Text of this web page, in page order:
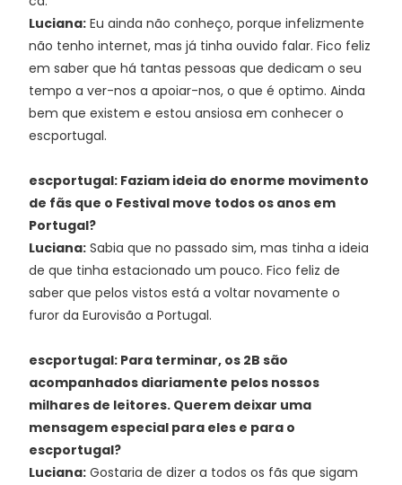
Luciana: Eu ainda não conheço, porque infelizmente
não tenho internet, mas já tinha ouvido falar. Fico feliz
em saber que há tantas pessoas que dedicam o seu
tempo a ver-nos a apoiar-nos, o que é optimo. Ainda
bem que existem e estou ansiosa em conhecer o
escportugal.
escportugal: Faziam ideia do enorme movimento
de fãs que o Festival move todos os anos em
Portugal?
Luciana: Sabia que no passado sim, mas tinha a ideia
de que tinha estacionado um pouco. Fico feliz de
saber que pelos vistos está a voltar novamente o
furor da Eurovisão a Portugal.
escportugal: Para terminar, os 2B são
acompanhados diariamente pelos nossos
milhares de leitores. Querem deixar uma
mensagem especial para eles e para o
escportugal?
Luciana: Gostaria de dizer a todos os fãs que sigam